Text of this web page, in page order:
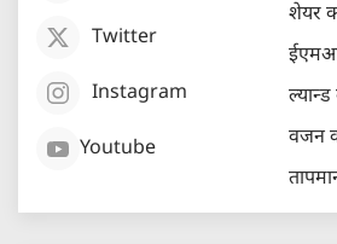
Twitter
Instagram
Youtube
शेयर
वजन